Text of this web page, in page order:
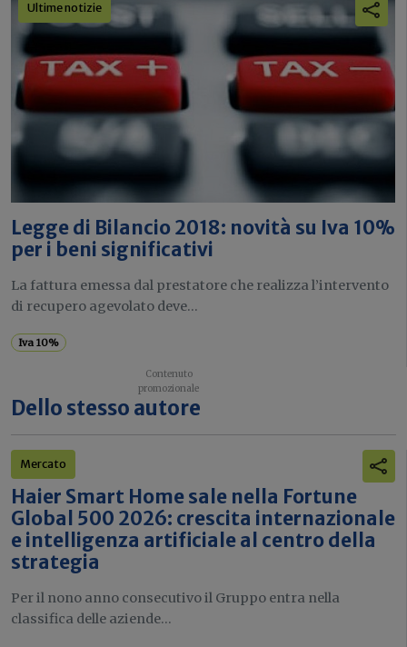
Ultime notizie
Legge di Bilancio 2018: novità su Iva 10%
per i beni significativi
La fattura emessa dal prestatore che realizza l’intervento
di recupero agevolato deve...
Iva 10%
Dello stesso autore
Mercato
Haier Smart Home sale nella Fortune
Global 500 2026: crescita internazionale
e intelligenza artificiale al centro della
strategia
Per il nono anno consecutivo il Gruppo entra nella
classifica delle aziende...